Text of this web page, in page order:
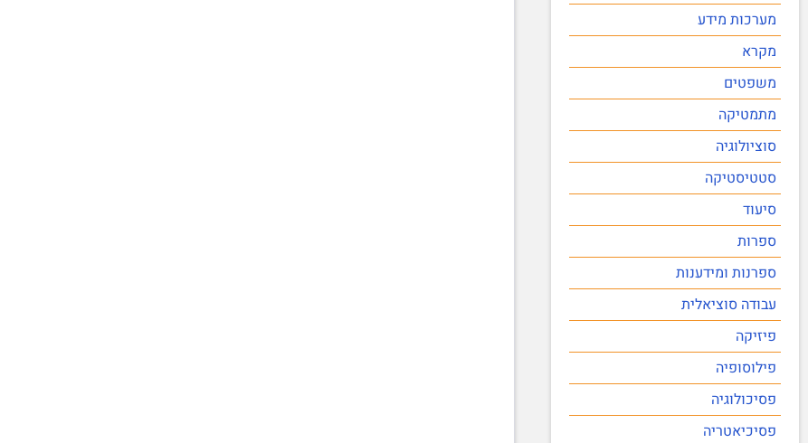
מערכות מידע
מקרא
משפטים
מתמטיקה
סוציולוגיה
סטטיסטיקה
סיעוד
ספרות
ספרנות ומידענות
עבודה סוציאלית
פיזיקה
פילוסופיה
פסיכולוגיה
פסיכיאטריה